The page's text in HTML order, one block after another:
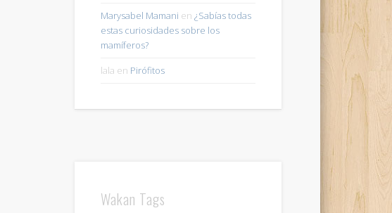
Marysabel Mamani en ¿Sabías todas
estas curiosidades sobre los
mamíferos?
lala en Pirófitos
Wakan Tags